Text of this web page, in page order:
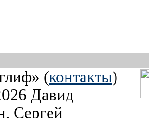
(контакты)
Давид
Сергей